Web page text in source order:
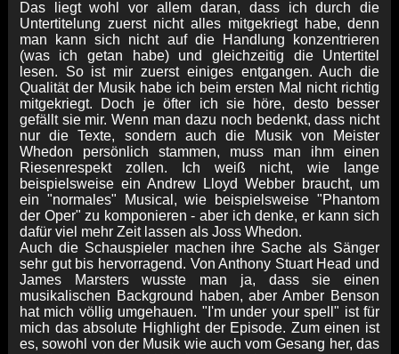
Das liegt wohl vor allem daran, dass ich durch die
Untertitelung zuerst nicht alles mitgekriegt habe, denn
man kann sich nicht auf die Handlung konzentrieren
(was ich getan habe) und gleichzeitig die Untertitel
lesen. So ist mir zuerst einiges entgangen. Auch die
Qualität der Musik habe ich beim ersten Mal nicht richtig
mitgekriegt. Doch je öfter ich sie höre, desto besser
gefällt sie mir. Wenn man dazu noch bedenkt, dass nicht
nur die Texte, sondern auch die Musik von Meister
Whedon persönlich stammen, muss man ihm einen
Riesenrespekt zollen. Ich weiß nicht, wie lange
beispielsweise ein Andrew Lloyd Webber braucht, um
ein "normales" Musical, wie beispielsweise "Phantom
der Oper" zu komponieren - aber ich denke, er kann sich
dafür viel mehr Zeit lassen als Joss Whedon.
Auch die Schauspieler machen ihre Sache als Sänger
sehr gut bis hervorragend. Von Anthony Stuart Head und
James Marsters wusste man ja, dass sie einen
musikalischen Background haben, aber Amber Benson
hat mich völlig umgehauen. "I'm under your spell" ist für
mich das absolute Highlight der Episode. Zum einen ist
es, sowohl von der Musik wie auch vom Gesang her, das